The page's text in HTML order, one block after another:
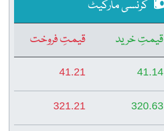
کرنسی مارکیٹ
قیمتِ خرید
قیمتِ فروخت
41.14
41.21
320.63
321.21